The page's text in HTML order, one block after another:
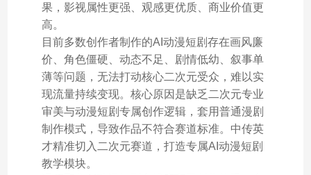
果，影视属性更强、观感更优质、商业价值更
高。
目前多数创作者制作的AI动漫短剧存在画风廉
价、角色僵硬、动态不足、剧情低幼、叙事单
薄等问题，无法打动核心二次元受众，难以实
现流量持续变现。核心原因是缺乏二次元专业
审美与动漫短剧专属创作逻辑，套用普通漫剧
制作模式，导致作品不符合赛道标准。中传英
才精准切入二次元赛道，打造专属AI动漫短剧
教学模块。